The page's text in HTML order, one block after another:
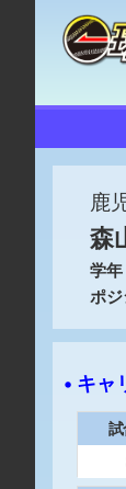
鹿
森
学年
ポ
• キャ
試